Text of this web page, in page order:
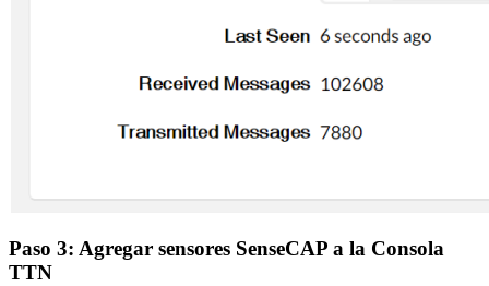
Paso 3: Agregar sensores SenseCAP a la Consola
TTN